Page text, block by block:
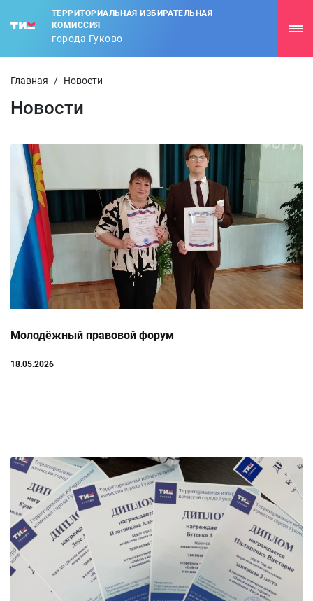
ТЕРРИТОРИАЛЬНАЯ ИЗБИРАТЕЛЬНАЯ
КОМИССИЯ
города Гуково
Главная / Новости
Новости
Молодёжный правовой форум
18.05.2026